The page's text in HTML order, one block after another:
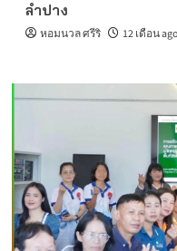
ลำปาง
หอมนวล ศรีริ 12 เดือน ago